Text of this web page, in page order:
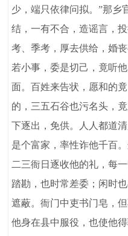
少，端只依律问拟。”那乡
结，一有不合，造谣言，
考、季考，厚去供给，婚
若小事，委是切己，竟听
面。百姓来告状，愿和的
的，三五石谷也污名头，
下逐出，免供。人人都道
是个富家，率性诈他千百
二三衙日逐收他的礼，每
踏勘，也时常差委；闲时
遮蔽。衙门中吏书门皂，
他身在县中服役，也使他